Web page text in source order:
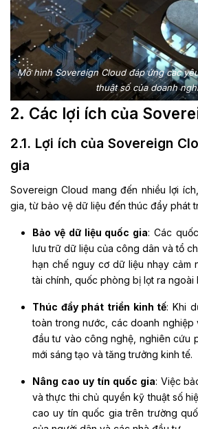
Mô hình Sovereign Cloud đáp ứng các
thuật số của doanh
2. Các lợi ích của
2.1. Lợi ích của Sovereign
gia
Sovereign Cloud mang đến nhiều lợi
gia, từ bảo vệ dữ liệu đến thúc đẩy phát
Bảo vệ dữ liệu quốc gia: Các
lưu trữ dữ liệu của công dân và tổ
hạn chế nguy cơ dữ liệu nhạy cảm
tài chính, quốc phòng bị lọt ra ngoài
Thúc đẩy phát triển kinh tế: Khi
toàn trong nước, các doanh nghiệp
đầu tư vào công nghệ, nghiên cứu
mới sáng tạo và tăng trưởng kinh tế.
Nâng cao uy tín quốc gia: Việc
và thực thi chủ quyền kỹ thuật số
cao uy tín quốc gia trên trường